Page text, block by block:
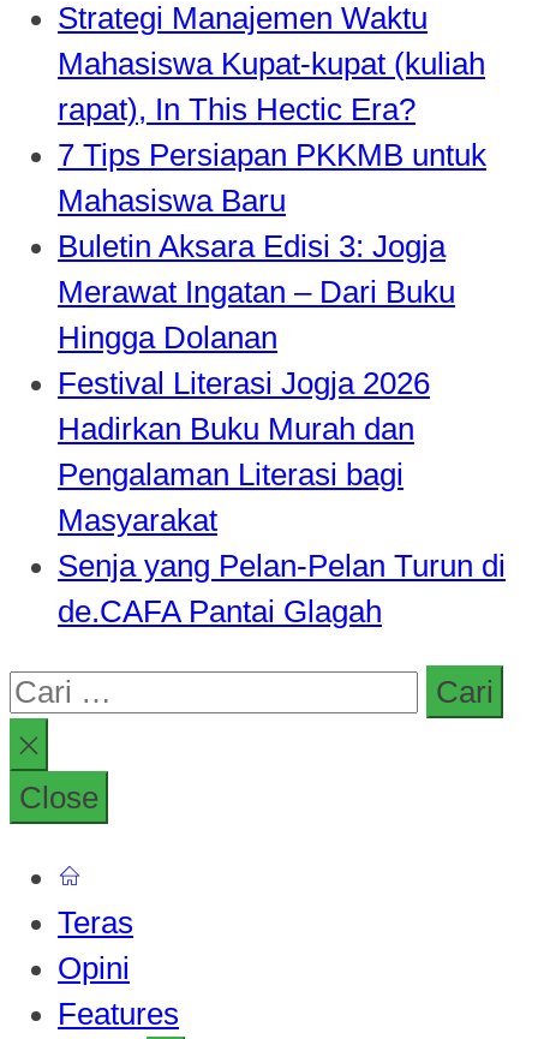
Strategi Manajemen Waktu
Mahasiswa Kupat-kupat (kuliah
rapat), In This Hectic Era?
7 Tips Persiapan PKKMB untuk
Mahasiswa Baru
Buletin Aksara Edisi 3: Jogja
Merawat Ingatan – Dari Buku
Hingga Dolanan
Festival Literasi Jogja 2026
Hadirkan Buku Murah dan
Pengalaman Literasi bagi
Masyarakat
Senja yang Pelan-Pelan Turun di
de.CAFA Pantai Glagah
Cari
untuk:
Close
Teras
Opini
Features